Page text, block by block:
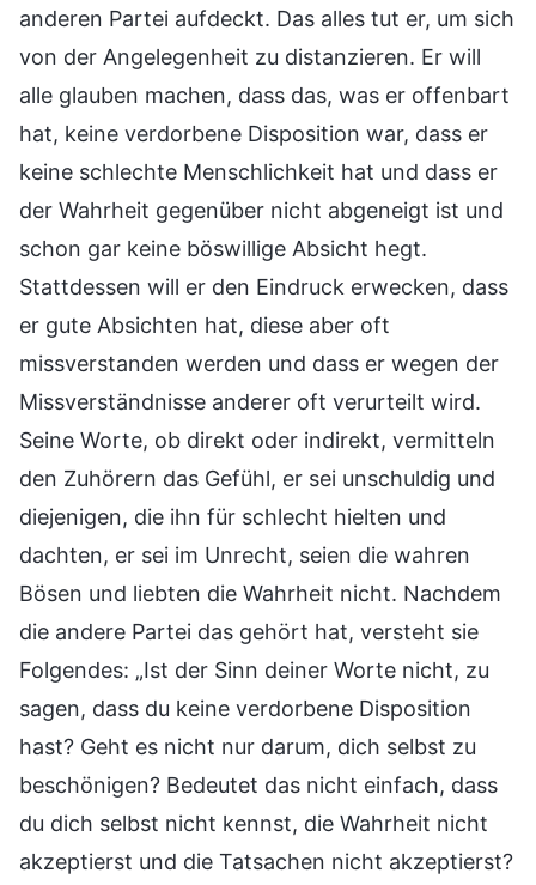
anderen Partei aufdeckt. Das alles tut er, um sich
von der Angelegenheit zu distanzieren. Er will
alle glauben machen, dass das, was er offenbart
hat, keine verdorbene Disposition war, dass er
keine schlechte Menschlichkeit hat und dass er
der Wahrheit gegenüber nicht abgeneigt ist und
schon gar keine böswillige Absicht hegt.
Stattdessen will er den Eindruck erwecken, dass
er gute Absichten hat, diese aber oft
missverstanden werden und dass er wegen der
Missverständnisse anderer oft verurteilt wird.
Seine Worte, ob direkt oder indirekt, vermitteln
den Zuhörern das Gefühl, er sei unschuldig und
diejenigen, die ihn für schlecht hielten und
dachten, er sei im Unrecht, seien die wahren
Bösen und liebten die Wahrheit nicht. Nachdem
die andere Partei das gehört hat, versteht sie
Folgendes: „Ist der Sinn deiner Worte nicht, zu
sagen, dass du keine verdorbene Disposition
hast? Geht es nicht nur darum, dich selbst zu
beschönigen? Bedeutet das nicht einfach, dass
du dich selbst nicht kennst, die Wahrheit nicht
akzeptierst und die Tatsachen nicht akzeptierst?